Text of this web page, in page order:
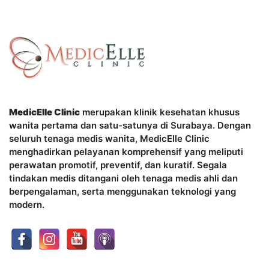
MedicElle Clinic merupakan klinik kesehatan khusus
wanita pertama dan satu-satunya di Surabaya. Dengan
seluruh tenaga medis wanita, MedicElle Clinic
menghadirkan pelayanan komprehensif yang meliputi
perawatan promotif, preventif, dan kuratif. Segala
tindakan medis ditangani oleh tenaga medis ahli dan
berpengalaman, serta menggunakan teknologi yang
modern.